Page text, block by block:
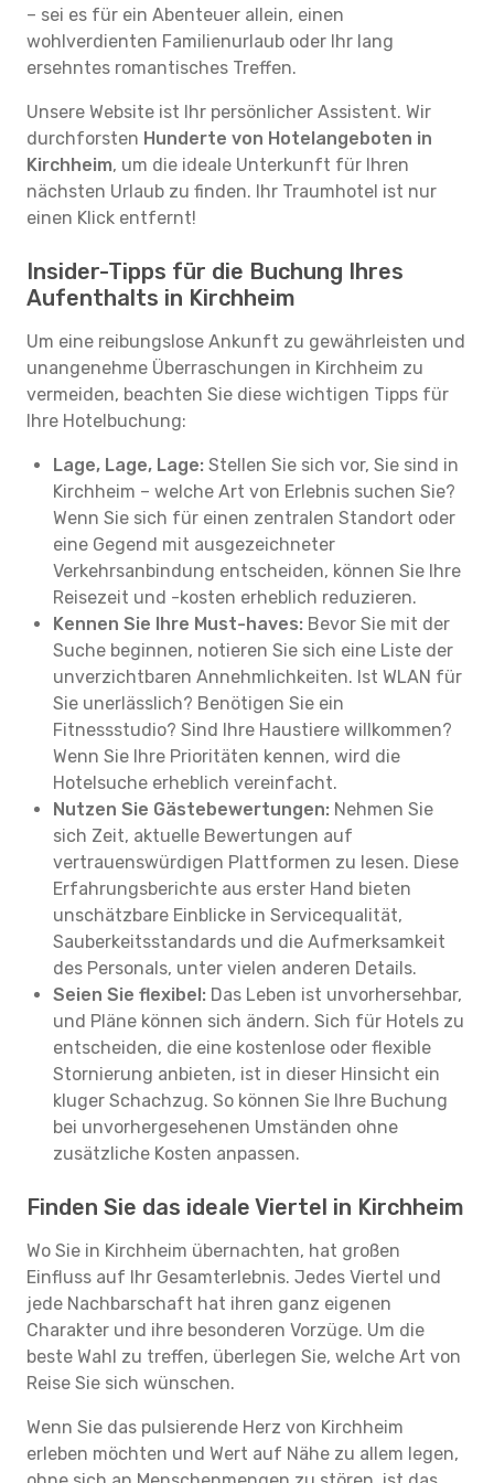
– sei es für ein Abenteuer allein, einen
wohlverdienten Familienurlaub oder Ihr lang
ersehntes romantisches Treffen.
Unsere Website ist Ihr persönlicher Assistent. Wir
durchforsten Hunderte von Hotelangeboten in
Kirchheim, um die ideale Unterkunft für Ihren
nächsten Urlaub zu finden. Ihr Traumhotel ist nur
einen Klick entfernt!
Insider-Tipps für die Buchung Ihres
Aufenthalts in Kirchheim
Um eine reibungslose Ankunft zu gewährleisten und
unangenehme Überraschungen in Kirchheim zu
vermeiden, beachten Sie diese wichtigen Tipps für
Ihre Hotelbuchung:
Lage, Lage, Lage: Stellen Sie sich vor, Sie sind in
Kirchheim – welche Art von Erlebnis suchen Sie?
Wenn Sie sich für einen zentralen Standort oder
eine Gegend mit ausgezeichneter
Verkehrsanbindung entscheiden, können Sie Ihre
Reisezeit und -kosten erheblich reduzieren.
Kennen Sie Ihre Must-haves: Bevor Sie mit der
Suche beginnen, notieren Sie sich eine Liste der
unverzichtbaren Annehmlichkeiten. Ist WLAN für
Sie unerlässlich? Benötigen Sie ein
Fitnessstudio? Sind Ihre Haustiere willkommen?
Wenn Sie Ihre Prioritäten kennen, wird die
Hotelsuche erheblich vereinfacht.
Nutzen Sie Gästebewertungen: Nehmen Sie
sich Zeit, aktuelle Bewertungen auf
vertrauenswürdigen Plattformen zu lesen. Diese
Erfahrungsberichte aus erster Hand bieten
unschätzbare Einblicke in Servicequalität,
Sauberkeitsstandards und die Aufmerksamkeit
des Personals, unter vielen anderen Details.
Seien Sie flexibel: Das Leben ist unvorhersehbar,
und Pläne können sich ändern. Sich für Hotels zu
entscheiden, die eine kostenlose oder flexible
Stornierung anbieten, ist in dieser Hinsicht ein
kluger Schachzug. So können Sie Ihre Buchung
bei unvorhergesehenen Umständen ohne
zusätzliche Kosten anpassen.
Finden Sie das ideale Viertel in Kirchheim
Wo Sie in Kirchheim übernachten, hat großen
Einfluss auf Ihr Gesamterlebnis. Jedes Viertel und
jede Nachbarschaft hat ihren ganz eigenen
Charakter und ihre besonderen Vorzüge. Um die
beste Wahl zu treffen, überlegen Sie, welche Art von
Reise Sie sich wünschen.
Wenn Sie das pulsierende Herz von Kirchheim
erleben möchten und Wert auf Nähe zu allem legen,